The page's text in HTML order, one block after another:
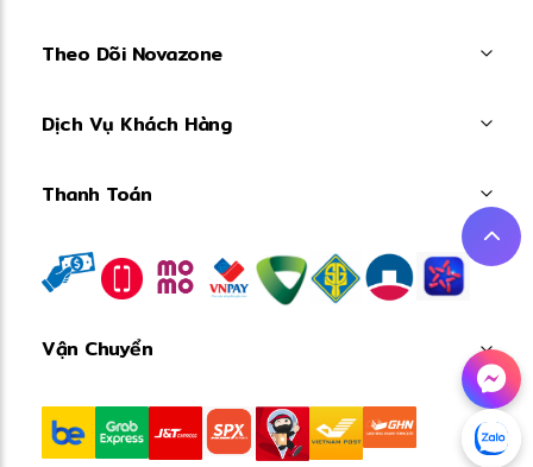
Theo Dõi Novazone
Dịch Vụ Khách Hàng
Thanh Toán
Vận Chuyển